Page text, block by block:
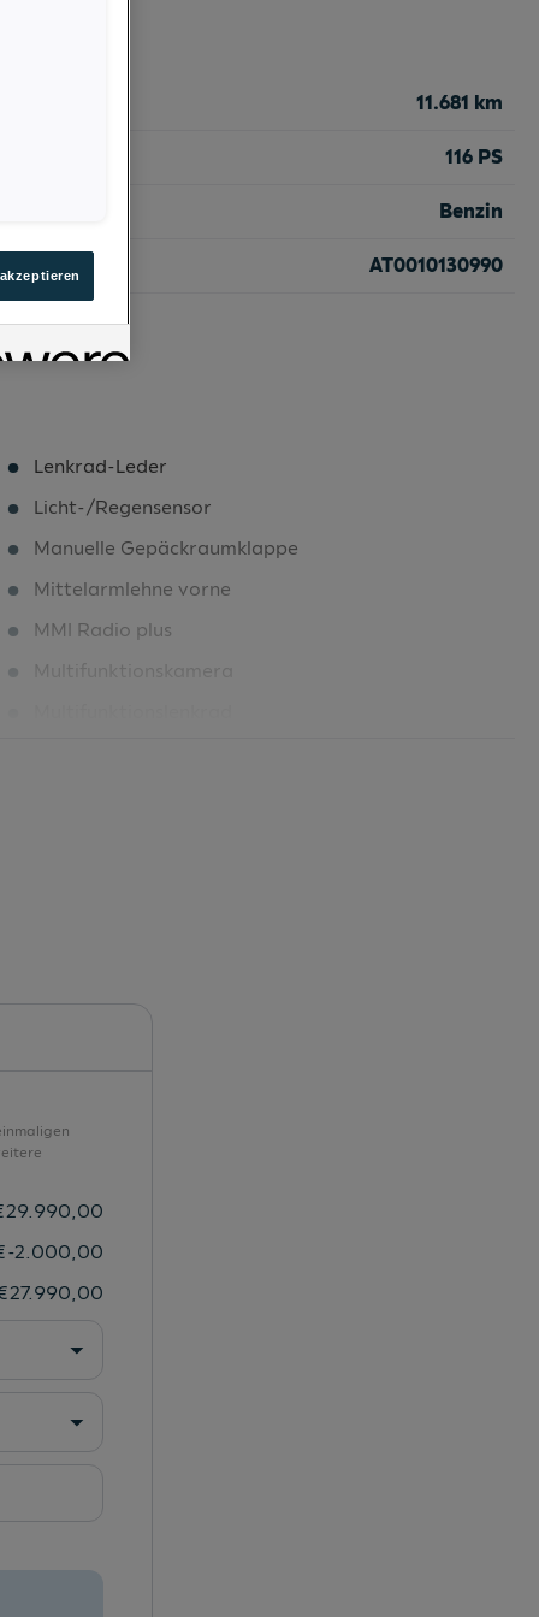
11.681 km
116 PS
Benzin
AT0010130990
Lenkrad-Leder
Licht-/Regensensor
Manuelle Gepäckraumklappe
Mittelarmlehne vorne
MMI Radio plus
Scheinwerfer
Seitenairbags vorn und Kopfairbagsystem
Seitenfenster ab B-Säule abgedunkelt
Serienfahrwerk
Sitzbezug Stoff
29.990,00
-2.000,00
27.990,00